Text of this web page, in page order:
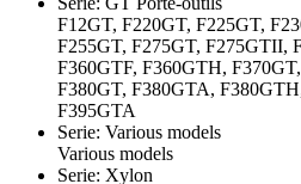
F12GT, F220GT, F225GT,
F255GT, F275GT, F275GTII,
F360GTF, F360GTH,
F380GT, F380GTA,
F395GTA
Serie: Various models
Various models
Serie: Xylon